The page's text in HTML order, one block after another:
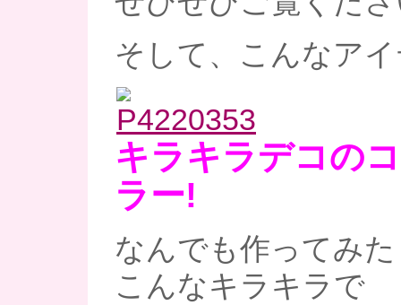
そして、こんなア
キラキラデコの
ラー!
なんでも作ってみ
こんなキラキラで